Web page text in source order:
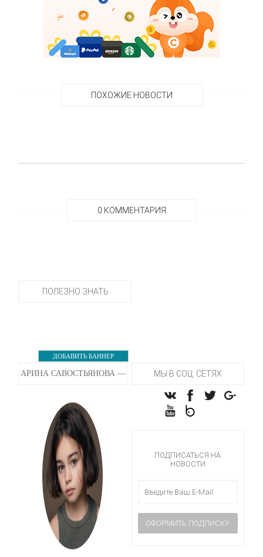
ПОХОЖИЕ НОВОСТИ
0 КОММЕНТАРИЯ
ПОЛЕЗНО ЗНАТЬ
АРИНА САВОСТЬЯНОВА — МЫ В СОЦ. СЕТЯХ
ПОДПИСАТЬСЯ НА
НОВОСТИ
ДОБАВИТЬ БАННЕР